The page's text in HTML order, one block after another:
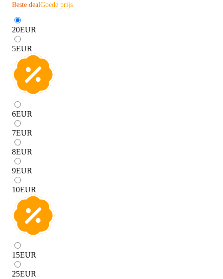
Beste dealGoede prijs
20EUR
5EUR
6EUR
7EUR
8EUR
9EUR
10EUR
15EUR
25EUR